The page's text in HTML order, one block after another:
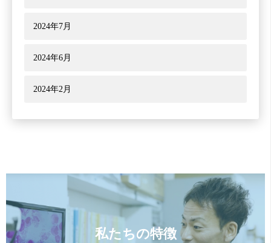
2024年7月
2024年6月
2024年2月
私たちの特徴